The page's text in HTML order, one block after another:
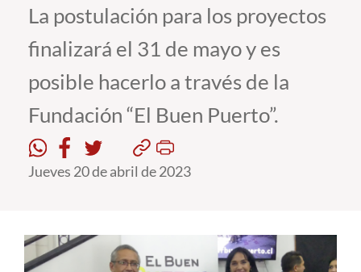
Admisión
Pregrado
Postgrado
Formación Continua
Funcionarios
La postulación para los proyectos
finalizará el 31 de mayo y es
posible hacerlo a través de la
Fundación “El Buen Puerto”.
Jueves 20 de abril de 2023